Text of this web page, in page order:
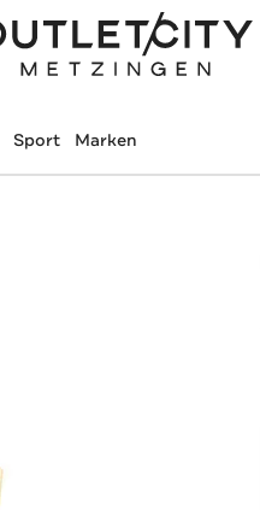
Sport Marken